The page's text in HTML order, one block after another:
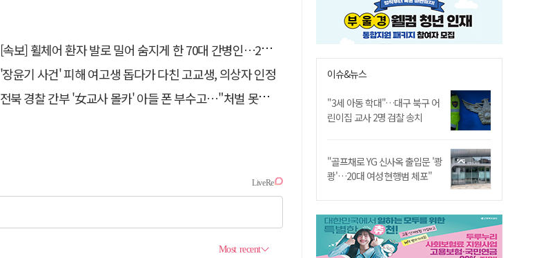
[속보] 휠체어 환자 발로 밀어 숨지게 한 70대 간병인…2심도 집행유예
'장윤기 사건' 피해 여고생 돕다가 다친 고교생, 의상자 인정
전북 경찰 간부 '女교사 몰카' 아들 폰 부수고…"처벌 못하는 사안" 내부망에 글
이슈&뉴스
"3세 아동 학대"…대구 북구 어
린이집 교사 2명 검찰 송치
"골프채로 YG 신사옥 출입문 '쾅
쾅'…20대 여성 현행범 체포"